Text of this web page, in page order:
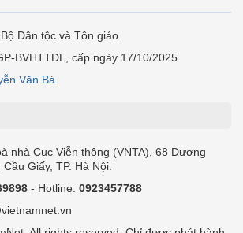
Dân tộc và Tôn giáo
BVHTTDL, cấp ngày 17/10/2025
Văn Bá
nhà Cục Viễn thông (VNTA), 68 Dương
Giấy, TP. Hà Nội.
- Hotline: 0923457788